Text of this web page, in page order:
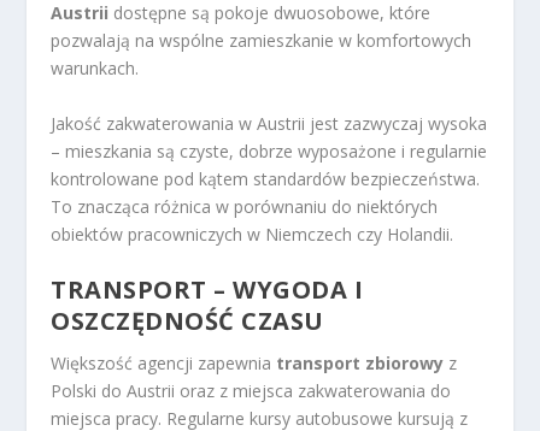
Austrii dostępne są pokoje dwuosobowe, które
pozwalają na wspólne zamieszkanie w komfortowych
warunkach.
Jakość zakwaterowania w Austrii jest zazwyczaj wysoka
– mieszkania są czyste, dobrze wyposażone i regularnie
kontrolowane pod kątem standardów bezpieczeństwa.
To znacząca różnica w porównaniu do niektórych
obiektów pracowniczych w Niemczech czy Holandii.
TRANSPORT – WYGODA I
OSZCZĘDNOŚĆ CZASU
Większość agencji zapewnia transport zbiorowy z
Polski do Austrii oraz z miejsca zakwaterowania do
miejsca pracy. Regularne kursy autobusowe kursują z